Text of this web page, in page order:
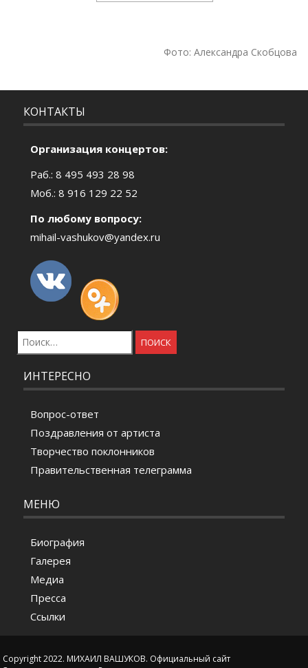
Фото: Александра Скобцова
КОНТАКТЫ
Организация концертов:
Раб.: 8 495 493 28 98
Моб.: 8 916 129 22 52
По любому вопросу:
mihail-vashukov@yandex.ru
Найти:
ИНТЕРЕСНО
Вопрос-ответ
Поздравления от артиста
Творчество поклонников
Правительственная телеграмма
МЕНЮ
Биография
Галерея
Медиа
Пресса
Ссылки
Copyright 2022. МИХАИЛ ВАШУКОВ. Официальный сайт